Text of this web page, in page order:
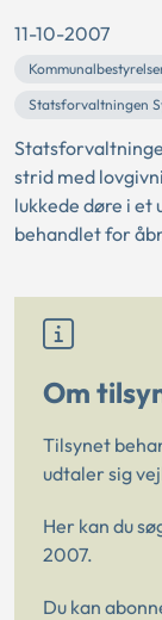
11-10-2007
Statsforvaltningen
strid med
lukkede døre i et
behandlet for
Om
Tilsynet
udtaler sig
Her kan du
2007.
Du kan